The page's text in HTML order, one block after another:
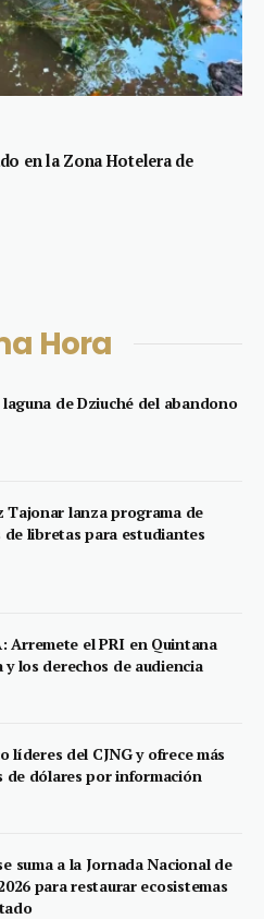
en la Zona Hotelera de
Hora
de Dziuché del abandono
Tajonar lanza programa de
libretas para estudiantes
Arremete el PRI en Quintana
los derechos de audiencia
líderes del CJNG y ofrece más
de dólares por información
suma a la Jornada Nacional de
para restaurar ecosistemas